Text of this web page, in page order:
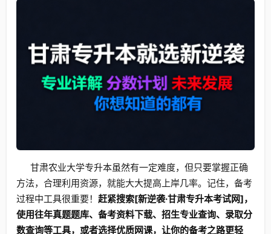
甘肃农业大学专升本虽然有一定难度，但只要掌握正确
方法，合理利用资源，就能大大提高上岸几率。记住，备考
过程中工具很重要！ 赶紧搜索[新逆袭·甘肃专升本考试网]，
使用往年真题题库、备考资料下载、招生专业查询、录取分
数查询等工具，或者选择优质网课，让你的备考之路更轻